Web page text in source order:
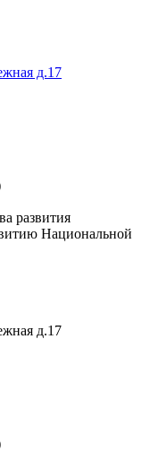
д.17
развития
Национальной
д.17